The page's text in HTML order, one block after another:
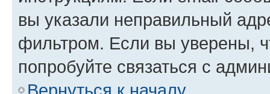
вы указали неправильный
фильтром. Если вы уверены,
попробуйте связаться с
Вернуться к началу